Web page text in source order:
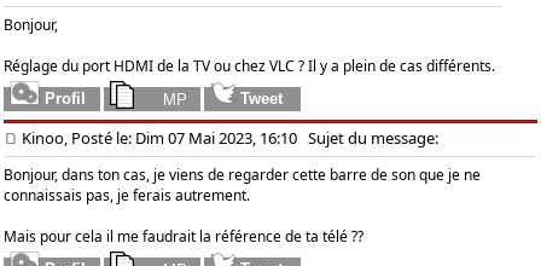
Bonjour,
Réglage du port HDMI de la TV ou chez VLC ? Il y a plein de cas différents.
Kinoo, Posté le: Dim 07 Mai 2023, 16:10 Sujet du message:
Bonjour, dans ton cas, je viens de regarder cette barre de son que je ne
connaissais pas, je ferais autrement.
Mais pour cela il me faudrait la référence de ta télé ??